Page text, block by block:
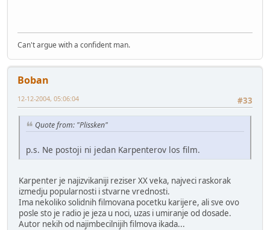
Can't argue with a confident man.
Boban
#33
12-12-2004, 05:06:04
Quote from: "Plissken"
p.s. Ne postoji ni jedan Karpenterov los film.
Karpenter je najizvikaniji reziser XX veka, najveci raskorak
izmedju popularnosti i stvarne vrednosti.
Ima nekoliko solidnih filmovana pocetku karijere, ali sve ovo
posle sto je radio je jeza u noci, uzas i umiranje od dosade.
Autor nekih od najimbecilnijih filmova ikada...